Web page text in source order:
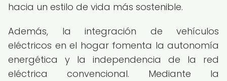
hacia un estilo de vida más sostenible.
Además, la integración de vehículos
eléctricos en el hogar fomenta la autonomía
energética y la independencia de la red
eléctrica convencional. Mediante la